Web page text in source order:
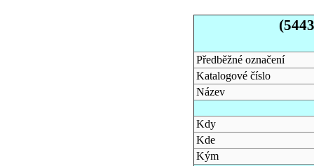
Předběžné označení
Katalogové číslo
Název
Kdy
Kde
Kým